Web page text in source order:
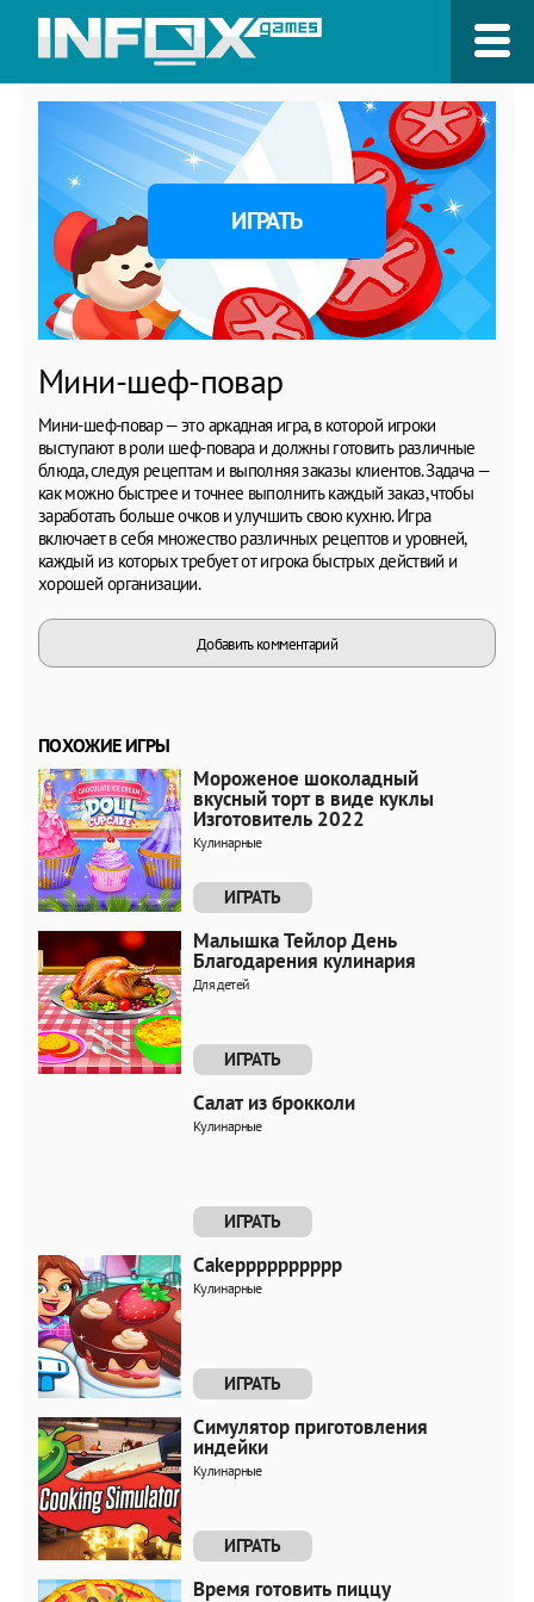
ИГРАТЬ
Мини-шеф-повар
Мини-шеф-повар — это аркадная игра, в которой игроки
выступают в роли шеф-повара и должны готовить различные
блюда, следуя рецептам и выполняя заказы клиентов. Задача —
как можно быстрее и точнее выполнить каждый заказ, чтобы
заработать больше очков и улучшить свою кухню. Игра
включает в себя множество различных рецептов и уровней,
каждый из которых требует от игрока быстрых действий и
хорошей организации.
Добавить комментарий
ПОХОЖИЕ ИГРЫ
Мороженое шоколадный
вкусный торт в виде куклы
Изготовитель 2022
Кулинарные
ИГРАТЬ
Малышка Тейлор День
Благодарения кулинария
Для детей
ИГРАТЬ
Салат из брокколи
Кулинарные
ИГРАТЬ
Cakepppppppppp
Кулинарные
ИГРАТЬ
Симулятор приготовления
индейки
Кулинарные
ИГРАТЬ
Время готовить пиццу